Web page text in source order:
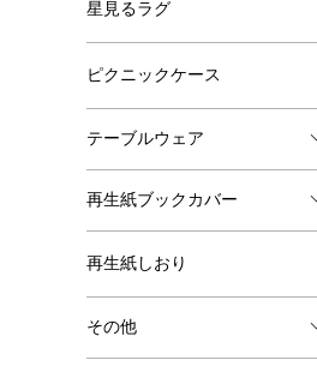
星見るラグ
ピクニックケース
テーブルウェア
再生紙ブックカバー
再生紙しおり
その他